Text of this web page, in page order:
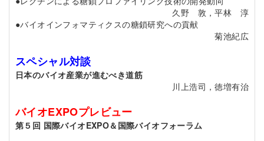
久野 敦，平林 淳
●バイオインフォマティクスの糖鎖研究への貢献
菊池紀広
スペシャル対談
日本のバイオ産業が進むべき道筋
川上浩司，徳増有治
バイオEXPOプレビュー
第５回 国際バイオEXPO＆国際バイオフォーラム